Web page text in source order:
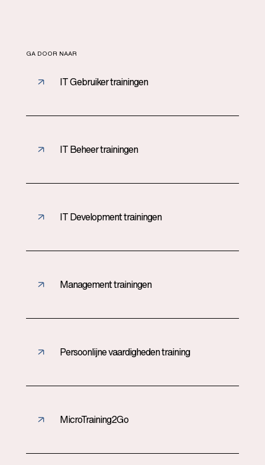
GA DOOR NAAR
IT Gebruiker trainingen
IT Beheer trainingen
IT Development trainingen
Management trainingen
Persoonlijne vaardigheden training
MicroTraining2Go